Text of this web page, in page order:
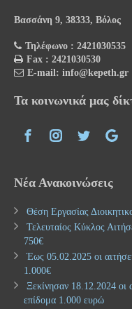
Βασσάνη 9, 38333, Βόλος
Τηλέφωνο : 2421030535
Fax : 2421030530
E-mail: info@kepeth.gr
Τα κοινωνικά μας
Νέα Ανακοινώσεις
Θέση Εργασίας
Τελευταίος Κύκλος
750€
Έως 05.02.2025 οι
1.000€
Ξεκίνησαν 18.12.2024 οι
επίδομα 1.000 ευρώ